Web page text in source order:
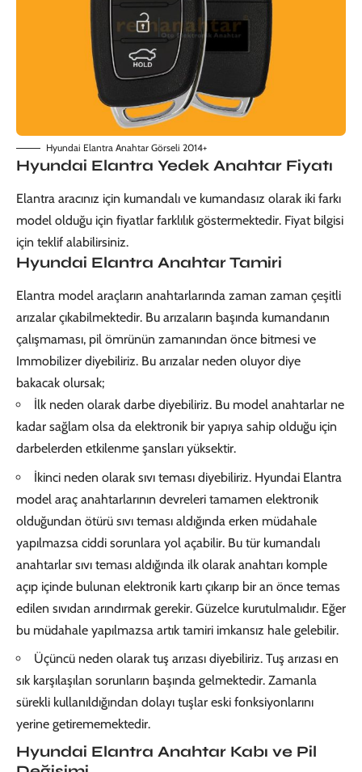
Hyundai Elantra Anahtar Görseli 2014+
Hyundai Elantra Yedek Anahtar Fiyatı
Elantra aracınız için kumandalı ve kumandasız olarak iki farkı
model olduğu için fiyatlar farklılık göstermektedir. Fiyat bilgisi
için teklif alabilirsiniz.
Hyundai Elantra Anahtar Tamiri
Elantra model araçların anahtarlarında zaman zaman çeşitli
arızalar çıkabilmektedir. Bu arızaların başında kumandanın
çalışmaması, pil ömrünün zamanından önce bitmesi ve
Immobilizer diyebiliriz. Bu arızalar neden oluyor diye
bakacak olursak;
İlk neden olarak darbe diyebiliriz. Bu model anahtarlar ne
kadar sağlam olsa da elektronik bir yapıya sahip olduğu için
darbelerden etkilenme şansları yüksektir.
İkinci neden olarak sıvı teması diyebiliriz. Hyundai Elantra
model araç anahtarlarının devreleri tamamen elektronik
olduğundan ötürü sıvı teması aldığında erken müdahale
yapılmazsa ciddi sorunlara yol açabilir. Bu tür kumandalı
anahtarlar sıvı teması aldığında ilk olarak anahtarı komple
açıp içinde bulunan elektronik kartı çıkarıp bir an önce temas
edilen sıvıdan arındırmak gerekir. Güzelce kurutulmalıdır. Eğer
bu müdahale yapılmazsa artık tamiri imkansız hale gelebilir.
Üçüncü neden olarak tuş arızası diyebiliriz. Tuş arızası en
sık karşılaşılan sorunların başında gelmektedir. Zamanla
sürekli kullanıldığından dolayı tuşlar eski fonksiyonlarını
yerine getirememektedir.
Hyundai Elantra Anahtar Kabı ve Pil